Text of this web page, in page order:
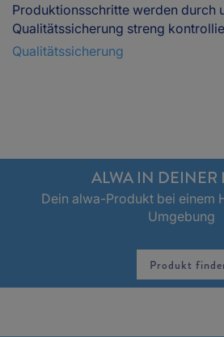
Produktionsschritte werden durch
Qualitätssicherung streng
Qualitätssicherung
ALWA IN DEINER
Dein alwa-Produkt bei einem
Umgebung
Produkt